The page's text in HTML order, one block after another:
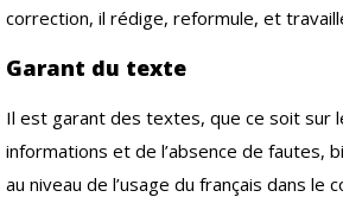
correction, il rédige, reformule, et
Garant du texte
Il est garant des textes, que ce soit sur
informations et de l’absence de fautes,
au niveau de l’usage du français dans le